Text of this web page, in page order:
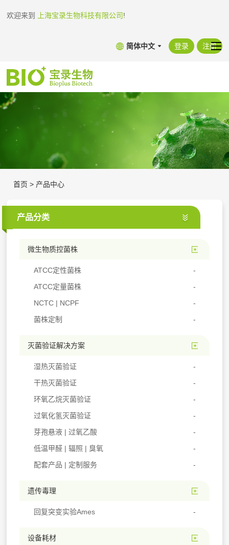
欢迎来到 上海宝录生物科技有限公司!
简体中文 登录 注册
首页 > 产品中心
产品分类
微生物质控菌株
ATCC定性菌株
ATCC定量菌株
NCTC | NCPF
菌株定制
灭菌验证解决方案
湿热灭菌验证
干热灭菌验证
环氧乙烷灭菌验证
过氧化氢灭菌验证
芽孢悬液 | 过氧乙酸
低温甲醛 | 辐照 | 臭氧
配套产品 | 定制服务
遗传毒理
回复突变实验Ames
设备耗材